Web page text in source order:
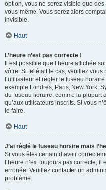
option, vous ne serez visible que
vous-même. Vous serez alors
invisible.
Haut
L’heure n’est pas correcte !
Il est possible que l’heure affichée
vôtre. Si tel était le cas, veuillez
l’utilisateur et régler le fuseau
exemple Londres, Paris, New York,
du fuseau horaire, comme la plupart
qu’aux utilisateurs inscrits. Si vous
le faire.
Haut
J’ai réglé le fuseau horaire mais
Si vous êtes certain d’avoir
l’heure n’est toujours pas correcte,
erronée. Veuillez contacter un
problème.